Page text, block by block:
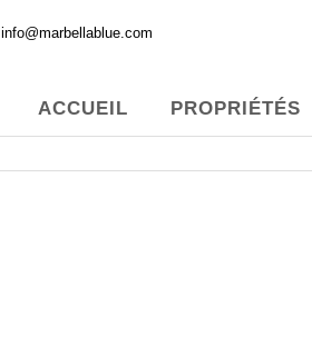
info@marbellablue.com
ACCUEIL PROPRIÉTÉS